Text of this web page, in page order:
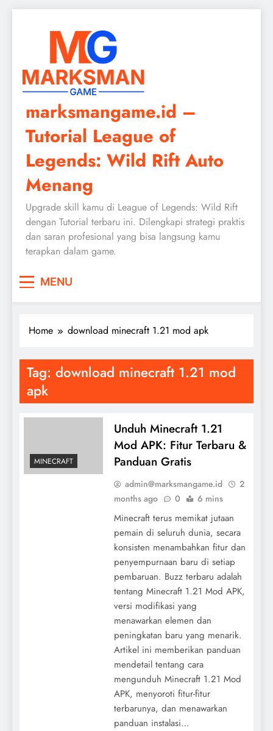
marksmangame.id –
Tutorial League of
Legends: Wild Rift Auto
Menang
Upgrade skill kamu di League of Legends: Wild Rift
dengan Tutorial terbaru ini. Dilengkapi strategi praktis
dan saran profesional yang bisa langsung kamu
terapkan dalam game.
MENU
Home download minecraft 1.21 mod apk
Tag: download minecraft 1.21 mod
apk
MINECRAFT
Unduh Minecraft 1.21
Mod APK: Fitur Terbaru &
Panduan Gratis
admin@marksmangame.id
2
months ago
0 6 mins
Minecraft terus memikat jutaan
pemain di seluruh dunia, secara
konsisten menambahkan fitur dan
penyempurnaan baru di setiap
pembaruan. Buzz terbaru adalah
tentang Minecraft 1.21 Mod APK,
versi modifikasi yang
menawarkan elemen dan
peningkatan baru yang menarik.
Artikel ini memberikan panduan
mendetail tentang cara
mengunduh Minecraft 1.21 Mod
APK, menyoroti fitur-fitur
terbarunya, dan menawarkan
panduan instalasi…